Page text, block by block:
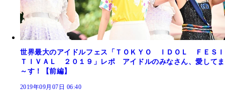
世界最大のアイドルフェス「ＴＯＫＹＯ ＩＤＯＬ ＦＥＳＩ
ＴＩＶＡＬ ２０１９」レポ アイドルのみなさん、愛してま
～す！【前編】
2019年09月07日 06:40